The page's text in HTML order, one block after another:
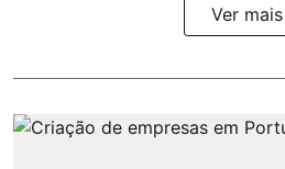
Ver mais